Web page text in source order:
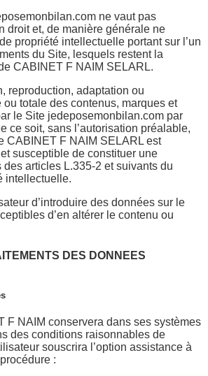
ne vaut pas
droit et, de manière générale ne
propriété intellectuelle portant sur l’un
du Site, lesquels restent la
CABINET F NAIM SELARL.
reproduction, adaptation ou
totale des contenus, marques et
le Site jedeposemonbilan.com par
ce soit, sans l’autorisation préalable,
CABINET F NAIM SELARL est
susceptible de constituer une
articles L.335-2 et suivants du
intellectuelle.
d’introduire des données sur le
d’en altérer le contenu ou
DES DONNEES
F NAIM conservera dans ses systèmes
des conditions raisonnables de
souscrira l’option assistance à
: